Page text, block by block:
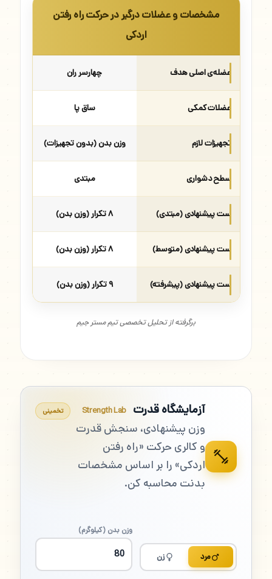
مشخصات و عضلات درگیر در حرکت راه رفتن
اردکی
عضله‌ی اصلی هدف چهارسر ران
عضلات کمکی ساق پا
تجهیزات لازم وزن بدن (بدون تجهیزات)
سطح دشواری مبتدی
ست پیشنهادی (مبتدی) ۸ تکرار (وزن بدن)
ست پیشنهادی (متوسط) ۸ تکرار (وزن بدن)
ست پیشنهادی (پیشرفته) ۹ تکرار (وزن بدن)
برگرفته از تحلیل تخصصی تیم مستر جیم
آزمایشگاه قدرت Strength Lab
وزن پیشنهادی، سنجش قدرت
و کالری حرکت «راه رفتن
اردکی» را بر اساس مشخصات
بدنت محاسبه کن.
تخمینی
مرد زن
وزن بدن (کیلوگرم)